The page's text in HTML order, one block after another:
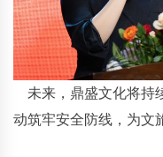
未来，鼎盛文化将持
动筑牢安全防线，为文